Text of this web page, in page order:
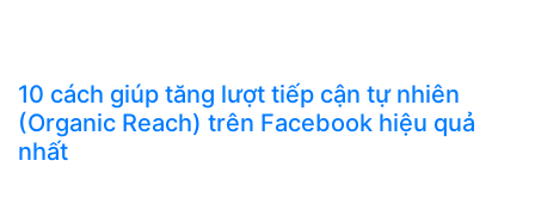
10 cách giúp tăng lượt tiếp cận tự nhiên
(Organic Reach) trên Facebook hiệu quả
nhất